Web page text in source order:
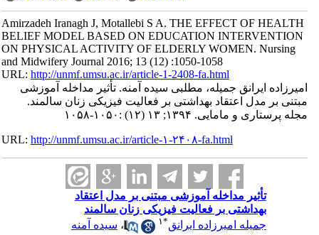
Amirzadeh Iranagh J, Motallebi S A. THE EFFECT OF HEALTH
BELIEF MODEL BASED ON EDUCATION INTERVENTION
ON PHYSICAL ACTIVITY OF ELDERLY WOMEN. Nursing
and Midwifery Journal 2016; 13 (12) :1050-1058
URL:http://unmf.umsu.ac.ir/article-1-2408-fa.html
امیرزاده ایرانق جمیله، مطلبی سیده آمنه. تأثیر مداخله آموزشی
مبتنی بر مدل اعتقاد بهداشتی بر فعالیت فیزیکی زنان سالمند.
مجله پرستاری و مامایی. ۱۳۹۴; ۱۳ (۱۲) :۱۰۵۰-۱۰۵۸
URL:http://unmf.umsu.ac.ir/article-۱-۲۴۰۸-fa.html
تأثیر مداخله آموزشی مبتنی بر مدل اعتقاد
بهداشتی بر فعالیت فیزیکی زنان سالمند
جمیله امیرزاده ایرانق* ۱ ،سیده آمنه